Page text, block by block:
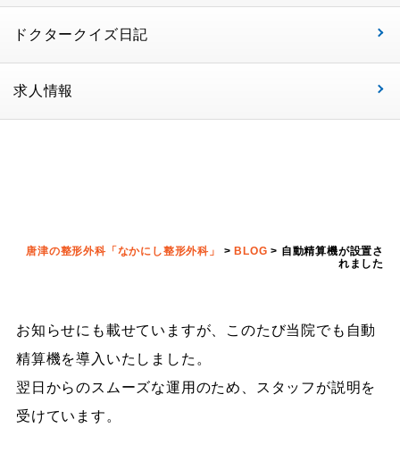
ドクタークイズ日記
求人情報
唐津の整形外科「なかにし整形外科」 > BLOG > 自動精算機が設置さ
れました
お知らせにも載せていますが、このたび当院でも自動
精算機を導入いたしました。
翌日からのスムーズな運用のため、スタッフが説明を
受けています。